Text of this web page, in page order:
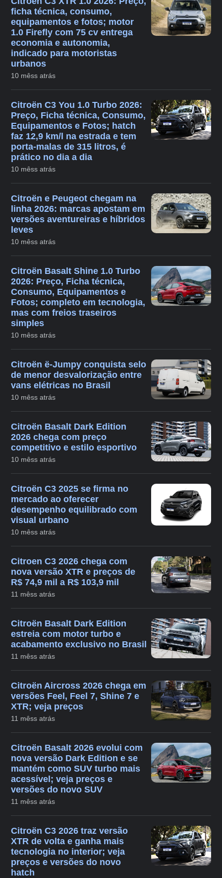
ficha técnica, consumo,
equipamentos e fotos; motor
1.0 Firefly com 75 cv entrega
economia e autonomia,
indicado para motoristas
urbanos
10 mêss atrás
Citroën C3 You 1.0 Turbo 2026:
Preço, Ficha técnica, Consumo,
Equipamentos e Fotos; hatch
faz 12,9 km/l na estrada e tem
porta-malas de 315 litros, é
prático no dia a dia
10 mêss atrás
Citroën e Peugeot chegam na
linha 2026: marcas apostam em
versões aventureiras e híbridos
leves
10 mêss atrás
Citroën Basalt Shine 1.0 Turbo
2026: Preço, Ficha técnica,
Consumo, Equipamentos e
Fotos; completo em tecnologia,
mas com freios traseiros
simples
10 mêss atrás
Citroën ë-Jumpy conquista selo
de menor desvalorização entre
vans elétricas no Brasil
10 mêss atrás
Citroën Basalt Dark Edition
2026 chega com preço
competitivo e estilo esportivo
10 mêss atrás
Citroën C3 2025 se firma no
mercado ao oferecer
desempenho equilibrado com
visual urbano
10 mêss atrás
Citroen C3 2026 chega com
nova versão XTR e preços de
R$ 74,9 mil a R$ 103,9 mil
11 mêss atrás
Citroën Basalt Dark Edition
estreia com motor turbo e
acabamento exclusivo no Brasil
11 mêss atrás
Citroën Aircross 2026 chega em
versões Feel, Feel 7, Shine 7 e
XTR; veja preços
11 mêss atrás
Citroën Basalt 2026 evolui com
nova versão Dark Edition e se
mantém como SUV turbo mais
acessível; veja preços e
versões do novo SUV
11 mêss atrás
Citroën C3 2026 traz versão
XTR de volta e ganha mais
tecnologia no interior; veja
preços e versões do novo
hatch